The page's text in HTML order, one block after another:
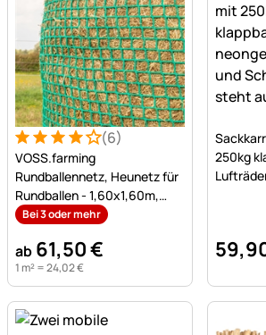
Bewertung: 4 von 5 (6 Bewertungen)
6 Bewertungen
(6)
VOSS.farming
Rundballennetz, Heunetz für
Rundballen - 1,60x1,60m,
Maschenweite 4,5x4,5cm
Bei 3 oder mehr
ab 61,50€
1 m² =24,02€
250kg
59,